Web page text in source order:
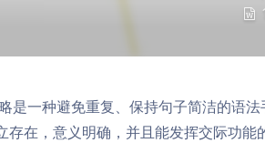
是一种避免重复、保持句子简洁的语
存在，意义明确，并且能发挥交际功